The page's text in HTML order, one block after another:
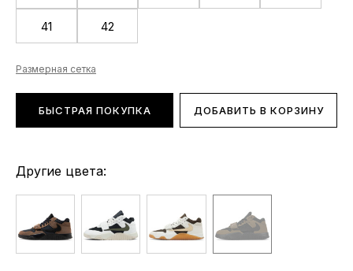
41 42
Размерная сетка
БЫСТРАЯ ПОКУПКА ДОБАВИТЬ В КОРЗИНУ
Другие цвета: